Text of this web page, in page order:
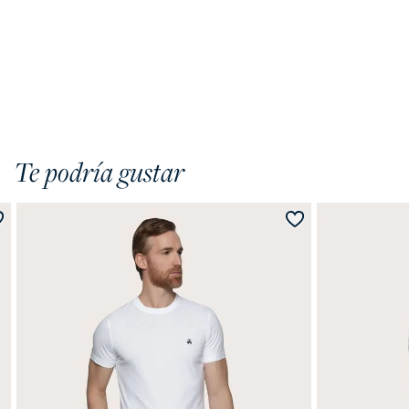
Te podría gustar